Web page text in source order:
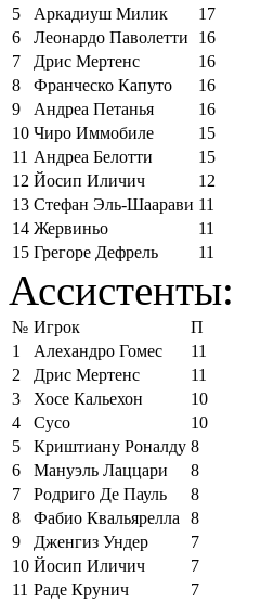
5
Аркадиуш Милик
17
6
Леонардо Паволетти
16
7
Дрис Мертенс
16
8
Франческо Капуто
16
9
Андреа Петанья
16
10 Чиро Иммобиле
15
11 Андреа Белотти
15
12 Йосип Иличич
12
13 Стефан Эль-Шаарави 11
14 Жервиньо
11
15 Грегоре Дефрель 11
Ассистенты:
№ Игрок
П
1
Алехандро Гомес
11
2
Дрис Мертенс
11
3
Хосе Кальехон
10
4
Сусо
10
5
Криштиану Роналду 8
6
Мануэль Лаццари
8
7
Родриго Де Пауль
8
8
Фабио Квальярелла
8
9
Дженгиз Ундер
7
10 Йосип Иличич
7
11 Раде Крунич
7